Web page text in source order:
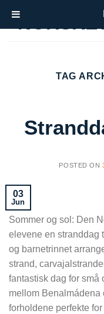
TAG
POSTED ON
03
Jun
Sommer og sol: Den
elevene en stranddag
og barnetrinnet
strand,
fantastisk dag for små
mellom Benalmádena
forholdene perfekte